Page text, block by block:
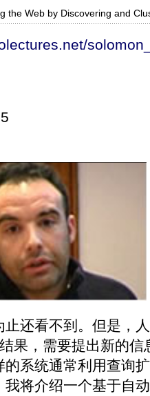
the Web by Discovering and
止还看不到。但是，
果，需要提出新的
的系统通常利用查询
我将介绍一个基于自